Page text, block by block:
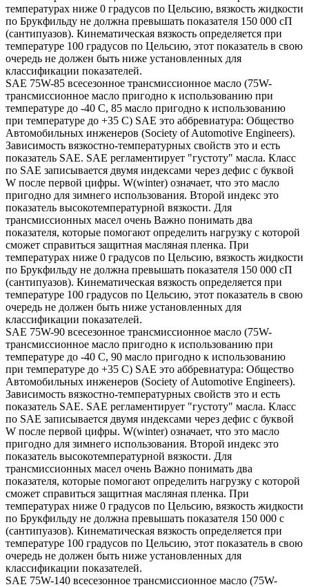
температурах ниже 0 градусов по Цельсию, вязкость жидкости
по Брукфильду не должна превышать показателя 150 000 сП
(сантипуазов). Кинематическая вязкость определяется при
температуре 100 градусов по Цельсию, этот показатель в свою
очередь не должен быть ниже установленных для
классификации показателей.
SAE 75W-85 всесезонное трансмиссионное масло (75W-
трансмиссионное масло пригодно к использованию при
температуре до -40 С, 85 масло пригодно к использованию
при температуре до +35 С) SAE это аббревиатура: Общество
Автомобильных инженеров (Society of Automotive Engineers).
Зависимость вязкостно-температурных свойств это и есть
показатель SAE. SAE регламентирует "густоту" масла. Класс
по SAE записывается двумя индексами через дефис с буквой
W после первой цифры. W(winter) означает, что это масло
пригодно для зимнего использования. Второй индекс это
показатель высокотемпературной вязкости. Для
трансмиссионных масел очень Важно понимать два
показателя, которые помогают определить нагрузку с которой
сможет справиться защитная масляная пленка. При
температурах ниже 0 градусов по Цельсию, вязкость жидкости
по Брукфильду не должна превышать показателя 150 000 сП
(сантипуазов). Кинематическая вязкость определяется при
температуре 100 градусов по Цельсию, этот показатель в свою
очередь не должен быть ниже установленных для
классификации показателей.
SAE 75W-90 всесезонное трансмиссионное масло (75W-
трансмиссионное масло пригодно к использованию при
температуре до -40 С, 90 масло пригодно к использованию
при температуре до +35 С) SAE это аббревиатура: Общество
Автомобильных инженеров (Society of Automotive Engineers).
Зависимость вязкостно-температурных свойств это и есть
показатель SAE. SAE регламентирует "густоту" масла. Класс
по SAE записывается двумя индексами через дефис с буквой
W после первой цифры. W(winter) означает, что это масло
пригодно для зимнего использования. Второй индекс это
показатель высокотемпературной вязкости. Для
трансмиссионных масел очень Важно понимать два
показателя, которые помогают определить нагрузку с которой
сможет справиться защитная масляная пленка. При
температурах ниже 0 градусов по Цельсию, вязкость жидкости
по Брукфильду не должна превышать показателя 150 000 с
(сантипуазов). Кинематическая вязкость определяется при
температуре 100 градусов по Цельсию, этот показатель в свою
очередь не должен быть ниже установленных для
классификации показателей.
SAE 75W-140 всесезонное трансмиссионное масло (75W-